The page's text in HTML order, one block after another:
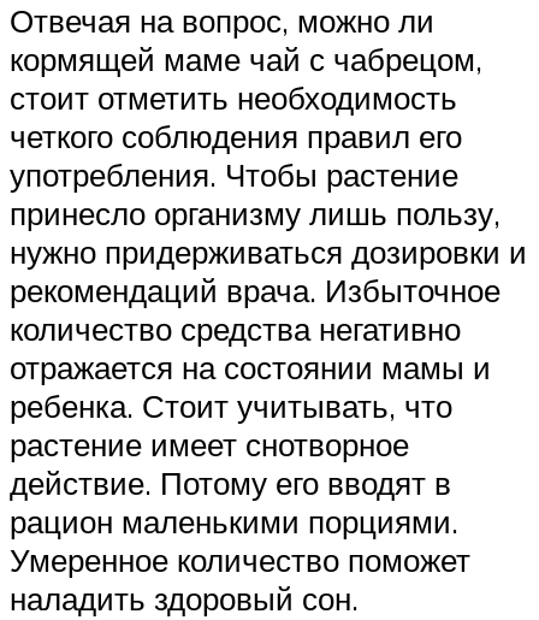
Отвечая на вопрос, можно ли
кормящей маме чай с чабрецом,
стоит отметить необходимость
четкого соблюдения правил его
употребления. Чтобы растение
принесло организму лишь пользу,
нужно придерживаться дозировки и
рекомендаций врача. Избыточное
количество средства негативно
отражается на состоянии мамы и
ребенка. Стоит учитывать, что
растение имеет снотворное
действие. Потому его вводят в
рацион маленькими порциями.
Умеренное количество поможет
наладить здоровый сон.